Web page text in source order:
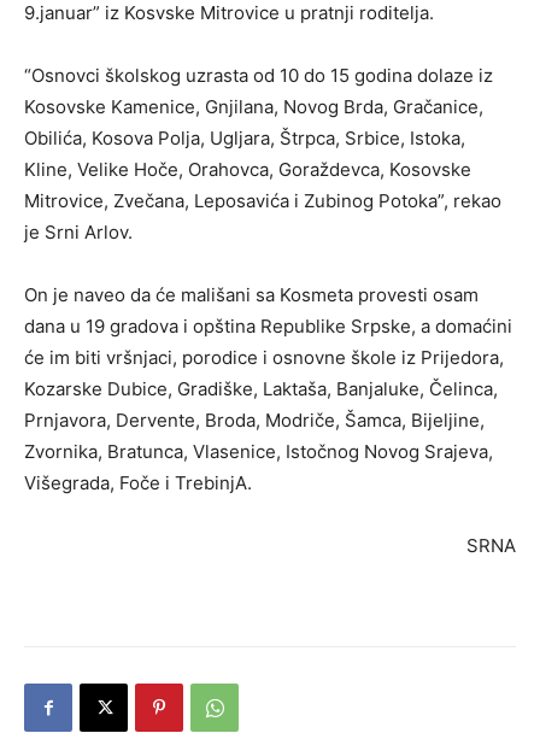
9.januar” iz Kosvske Mitrovice u pratnji roditelja.
“Osnovci školskog uzrasta od 10 do 15 godina dolaze iz
Kosovske Kamenice, Gnjilana, Novog Brda, Gračanice,
Obilića, Kosova Polja, Ugljara, Štrpca, Srbice, Istoka,
Kline, Velike Hoče, Orahovca, Goraždevca, Kosovske
Mitrovice, Zvečana, Leposavića i Zubinog Potoka”, rekao
je Srni Arlov.
On je naveo da će mališani sa Kosmeta provesti osam
dana u 19 gradova i opština Republike Srpske, a domaćini
će im biti vršnjaci, porodice i osnovne škole iz Prijedora,
Kozarske Dubice, Gradiške, Laktaša, Banjaluke, Čelinca,
Prnjavora, Dervente, Broda, Modriče, Šamca, Bijeljine,
Zvornika, Bratunca, Vlasenice, Istočnog Novog Srajeva,
Višegrada, Foče i TrebinjA.
SRNA